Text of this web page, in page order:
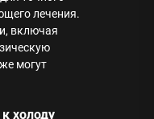
лечения.
включая
могут
холоду